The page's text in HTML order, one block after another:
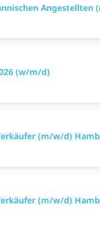
Angestellten
(w/m/d)
(m/w/d)
(m/w/d)